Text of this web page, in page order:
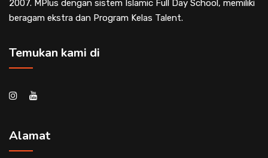
2007. MPlus dengan sistem Islamic Full Day School, memiliki
beragam ekstra dan Program Kelas Talent.
Temukan kami di
Alamat